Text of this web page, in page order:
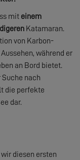
mit einem
Katamaran.
von Karbon-
während er
an Bord bietet.
nach
die perfekte
dar.
diesen ersten